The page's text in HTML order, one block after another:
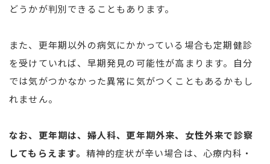
どうかが判別できることもあります。
また、更年期以外の病気にかかっている場合も定期健診
を受けていれば、早期発見の可能性が高まります。自分
では気がつかなかった異常に気がつくこともあるかもし
れません。
なお、更年期は、婦人科、更年期外来、女性外来で診察
してもらえます。 精神的症状が辛い場合は、心療内科・